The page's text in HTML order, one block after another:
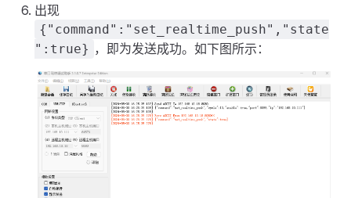
出现
{"command":"set_realtime_push","state
":true} ，即为发送成功。如下图所示：